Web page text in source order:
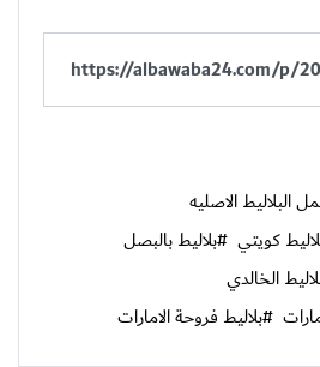
البلاليط الاصليه
كويتي #بلاليط بالبصل
الخالدي
#بلاليط فروحة الامارات